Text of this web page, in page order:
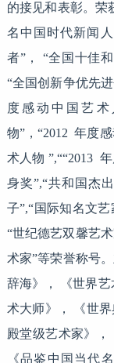
的接见和表彰。荣
名中国时代新闻
者”， “全国十佳
“全国创新争优先
度感动中国艺
物”，“2012 年度
术人物 ”,““2013
身奖”,“共和国杰
子”,“国际知名文艺
“世纪德艺双馨艺
术家”等荣誉称号
辞海》， 《世界
术大师》， 《世
殿堂级艺术家》，
《品鉴中国当代